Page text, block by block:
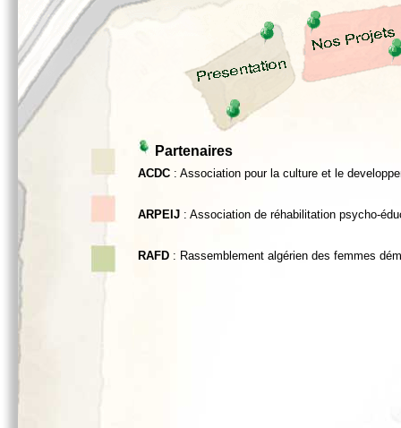
Partenaires
ACDC : Association pour la culture et le
ARPEIJ : Association de réhabilitation psycho-
RAFD : Rassemblement algérien des femmes